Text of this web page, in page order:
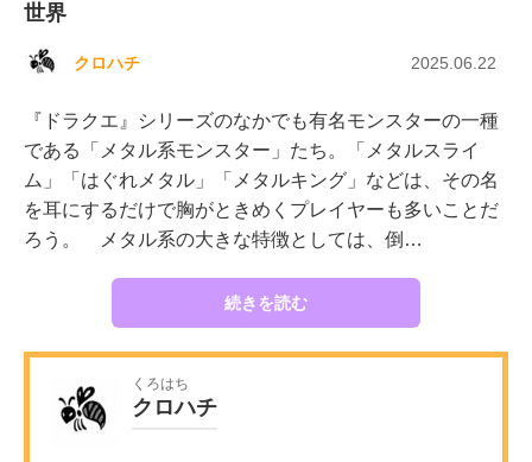
世界
クロハチ 2025.06.22
『ドラクエ』シリーズのなかでも有名モンスターの一種
である「メタル系モンスター」たち。「メタルスライ
ム」「はぐれメタル」「メタルキング」などは、その名
を耳にするだけで胸がときめくプレイヤーも多いことだ
ろう。 メタル系の大きな特徴としては、倒…
続きを読む
くろはち
クロハチ